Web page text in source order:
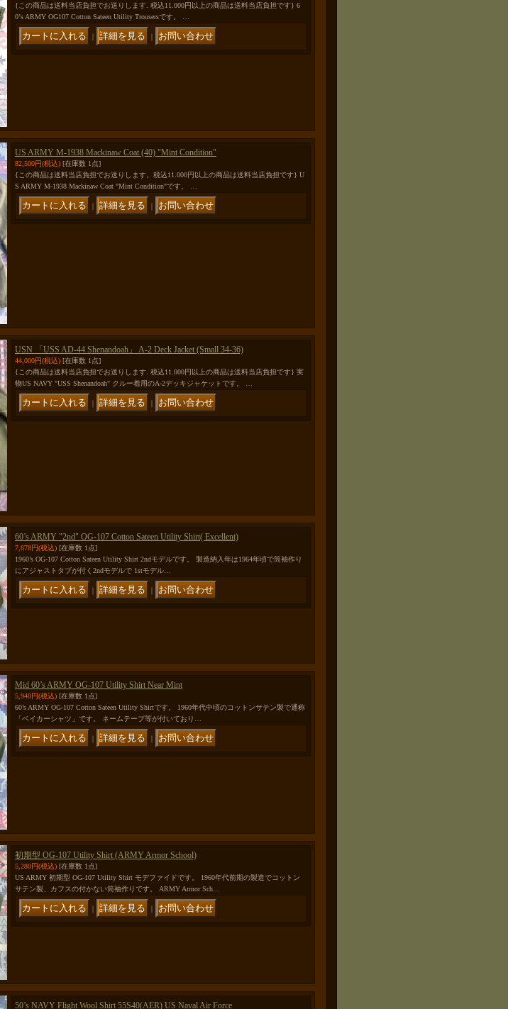
{この商品は送料当店負担でお送りします. 税込11.000円以上の商品は送料当店負担です} 6
0’s ARMY OG107 Cotton Sateen Utility Trousersです。 …
｜ ｜
US ARMY M-1938 Mackinaw Coat (40) "Mint Condition"
82,500円(税込) [在庫数 1点]
{この商品は送料当店負担でお送りします。税込11.000円以上の商品は送料当店負担です} U
S ARMY M-1938 Mackinaw Coat "Mint Condition"です。 …
｜ ｜
USN 「USS AD-44 Shenandoah」 A-2 Deck Jacket (Small 34-36)
44,000円(税込) [在庫数 1点]
{この商品は送料当店負担でお送りします. 税込11.000円以上の商品は送料当店負担です} 実
物US NAVY "USS Shenandoah" クルー着用のA-2デッキジャケットです。 …
｜ ｜
60’s ARMY "2nd" OG-107 Cotton Sateen Utility Shirt( Excellent)
7,678円(税込) [在庫数 1点]
1960’s OG-107 Cotton Sateen Utility Shirt 2ndモデルです。 製造納入年は1964年頃で筒袖作り
にアジャストタブが付く2ndモデルで 1stモデル…
｜ ｜
Mid 60’s ARMY OG-107 Utility Shirt Near Mint
5,940円(税込) [在庫数 1点]
60’s ARMY OG-107 Cotton Sateen Utility Shirtです。 1960年代中頃のコットンサテン製で通称
「ベイカーシャツ」です。 ネームテープ等が付いており…
｜ ｜
初期型 OG-107 Utility Shirt (ARMY Armor School)
5,280円(税込) [在庫数 1点]
US ARMY 初期型 OG-107 Utility Shirt モデファイドです。 1960年代前期の製造でコットン
サテン製、カフスの付かない筒袖作りです。 ARMY Armor Sch…
｜ ｜
50’s NAVY Flight Wool Shirt 55S40(AER) US Naval Air Force